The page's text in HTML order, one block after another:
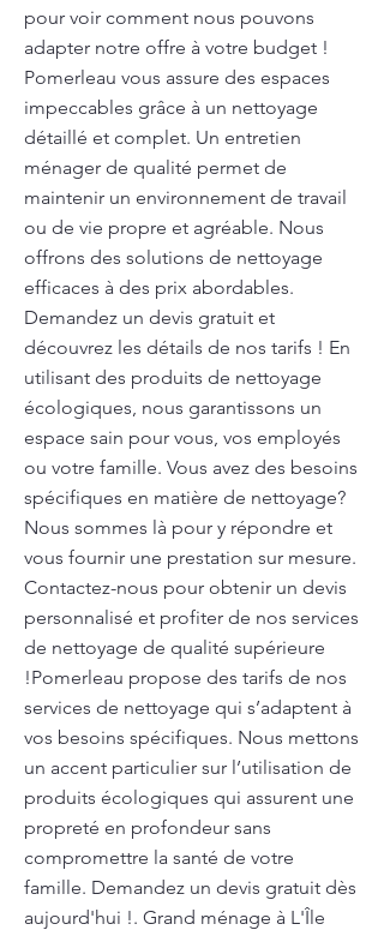
pour voir comment nous pouvons
adapter notre offre à votre budget !
Pomerleau vous assure des espaces
impeccables grâce à un nettoyage
détaillé et complet. Un entretien
ménager de qualité permet de
maintenir un environnement de travail
ou de vie propre et agréable. Nous
offrons des solutions de nettoyage
efficaces à des prix abordables.
Demandez un devis gratuit et
découvrez les détails de nos tarifs ! En
utilisant des produits de nettoyage
écologiques, nous garantissons un
espace sain pour vous, vos employés
ou votre famille. Vous avez des besoins
spécifiques en matière de nettoyage?
Nous sommes là pour y répondre et
vous fournir une prestation sur mesure.
Contactez-nous pour obtenir un devis
personnalisé et profiter de nos services
de nettoyage de qualité supérieure
!Pomerleau propose des tarifs de nos
services de nettoyage qui s’adaptent à
vos besoins spécifiques. Nous mettons
un accent particulier sur l’utilisation de
produits écologiques qui assurent une
propreté en profondeur sans
compromettre la santé de votre
famille. Demandez un devis gratuit dès
aujourd'hui !. Grand ménage à L'Île